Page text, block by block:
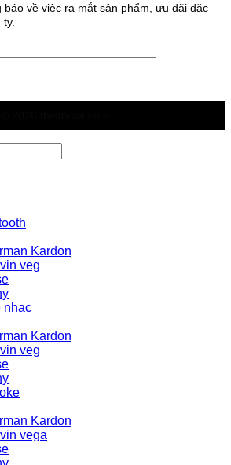
về việc ra mắt sản phẩm, ưu đãi đặc
Kardon
veg
nhạc
Kardon
veg
Kardon
vega